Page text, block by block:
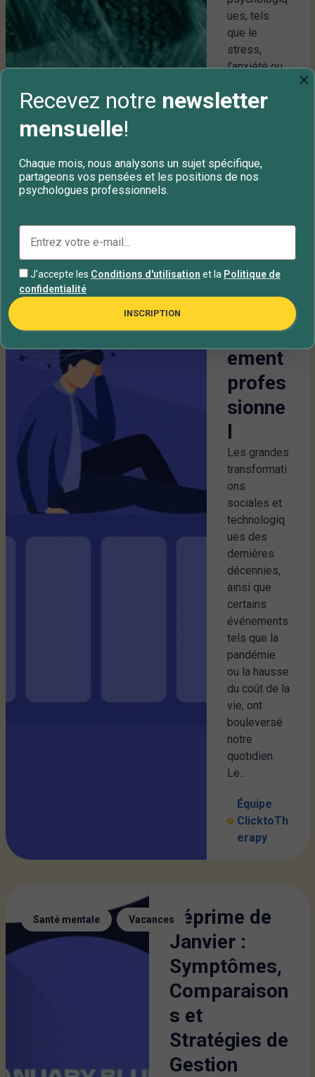
ues, tels
que le
stress,
l’anxiété ou...
Équipe
out |
Syndro
d’épuis
ement
profes
sionne
l
Les grandes
transformati
ons
sociales et
technologiq
ues des
dernières
décennies,
ainsi que
certains
événements
tels que la
pandémie
ou la hausse
du coût de la
vie, ont
bouleversé
notre
quotidien.
Le...
Équipe
ClicktoTh
erapy
Santé mentale , VacancesDéprime de
Janvier :
Symptômes,
Comparaison
s et
Stratégies de
Gestion
Recevez notre newsletter
mensuelle!
Chaque mois, nous analysons un sujet spécifique,
partageons vos pensées et les positions de nos
psychologues professionnels.
J'accepte les Conditions d'utilisation et la Politique de
confidentialité
INSCRIPTION
×